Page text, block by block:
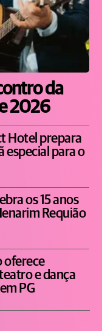
da
2026
Hotel prepara
especial para o
os 15 anos
Requião
oferece
e dança
PG